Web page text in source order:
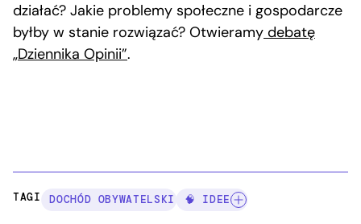
działać? Jakie problemy społeczne i gospodarcze
byłby w stanie rozwiązać? Otwieramy debatę
„Dziennika Opinii”.
TAGI: DOCHÓD OBYWATELSKI 🧠 IDEE